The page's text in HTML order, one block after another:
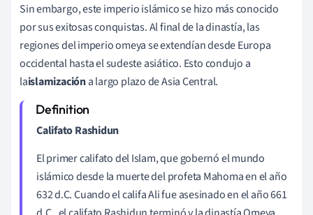
Sin embargo, este imperio islámico se hizo más conocido
por sus exitosas conquistas. Al final de la dinastía, las
regiones del imperio omeya se extendían desde Europa
occidental hasta el sudeste asiático. Esto condujo a
laislamizacióna largo plazode Asia Central.
Califato Rashidun
El primer califato del Islam, que gobernó el mundo
islámico desde la muerte del profeta Mahoma en el año
632 d.C. Cuando el califa Ali fue asesinado en el año 661